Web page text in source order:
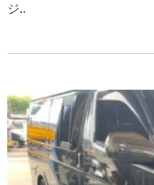
ジ..